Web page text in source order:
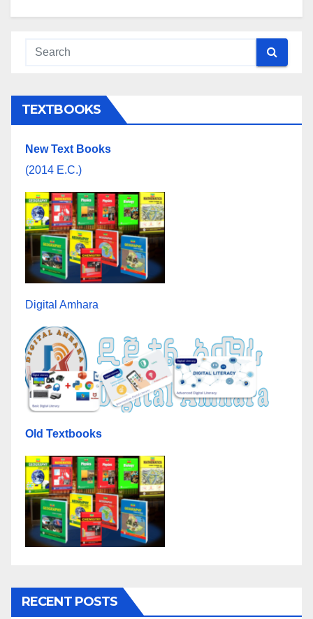
TEXTBOOKS
New Text Books
(2014 E.C.)
Digital Amhara
Old Textbooks
RECENT POSTS